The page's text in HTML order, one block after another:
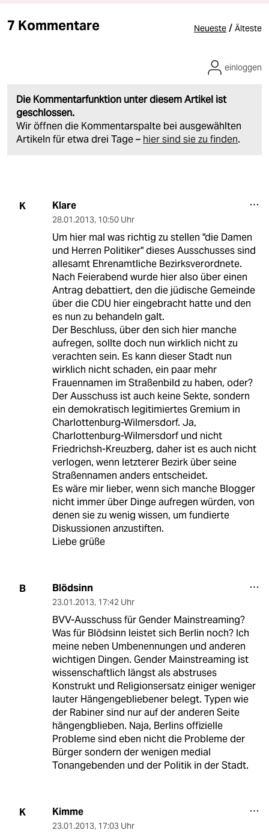
7 Kommentare Neueste / Älteste
Die Kommentarfunktion unter diesem Artikel ist
geschlossen.
Wir öffnen die Kommentarspalte bei ausgewählten
Artikeln für etwa drei Tage – hier sind sie zu finden.
einloggen
K Klare
28.01.2013, 10:50 Uhr
Um hier mal was richtig zu stellen "die Damen
und Herren Politiker" dieses Ausschusses sind
allesamt Ehrenamtliche Bezirksverordnete.
Nach Feierabend wurde hier also über einen
Antrag debattiert, den die jüdische Gemeinde
über die CDU hier eingebracht hatte und den
es nun zu behandeln galt.
Der Beschluss, über den sich hier manche
aufregen, sollte doch nun wirklich nicht zu
verachten sein. Es kann dieser Stadt nun
wirklich nicht schaden, ein paar mehr
Frauennamen im Straßenbild zu haben, oder?
Der Ausschuss ist auch keine Sekte, sondern
ein demokratisch legitimiertes Gremium in
Charlottenburg-Wilmersdorf. Ja,
Charlottenburg-Wilmersdorf und nicht
Friedrichsh-Kreuzberg, daher ist es auch nicht
verlogen, wenn letzterer Bezirk über seine
Straßennamen anders entscheidet.
Es wäre mir lieber, wenn sich manche Blogger
nicht immer über Dinge aufregen würden, von
denen sie zu wenig wissen, um fundierte
Diskussionen anzustiften.
Liebe grüße
B Blödsinn
23.01.2013, 17:42 Uhr
BVV-Ausschuss für Gender Mainstreaming?
Was für Blödsinn leistet sich Berlin noch? Ich
meine neben Umbenennungen und anderen
wichtigen Dingen. Gender Mainstreaming ist
wissenschaftlich längst als abstruses
Konstrukt und Religionsersatz einiger weniger
lauter Hängengebliebener belegt. Typen wie
der Rabiner sind nur auf der anderen Seite
hängengblieben. Naja, Berlins offizielle
Probleme sind eben nicht die Probleme der
Bürger sondern der wenigen medial
Tonangebenden und der Politik in der Stadt.
K Kimme
23.01.2013, 17:03 Uhr